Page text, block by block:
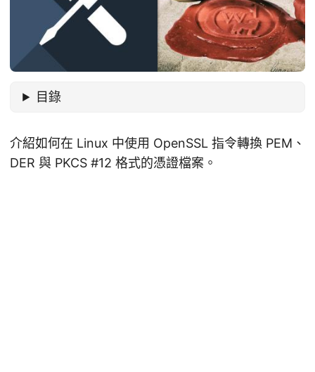
目錄
介紹如何在 Linux 中使用 OpenSSL 指令轉換 PEM、
DER 與 PKCS #12 格式的憑證檔案。